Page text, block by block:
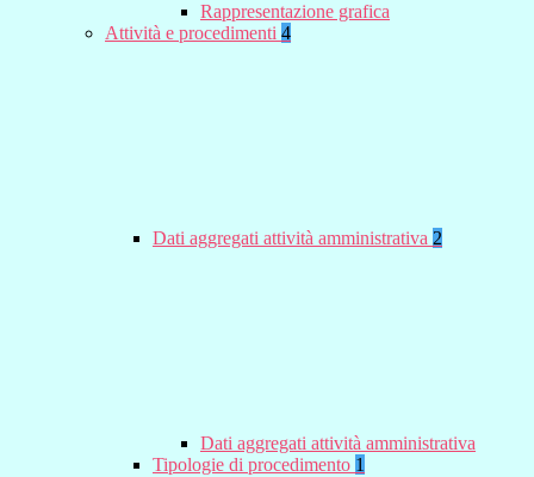
Rappresentazione grafica
Attività e procedimenti 4
Dati aggregati attività amministrativa 2
Dati aggregati attività amministrativa
Tipologie di procedimento 1